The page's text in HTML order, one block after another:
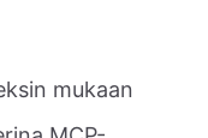
mukaan